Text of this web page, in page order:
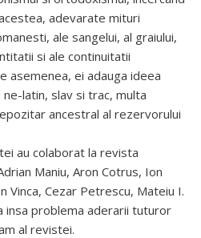
adevarate mituri
ale sangelui, al graiului,
si ale continuitatii
asemenea, ei adauga ideea
latin, slav si trac, multa
ancestral al rezervorului
au colaborat la revista
Maniu, Aron Cotrus, Ion
Vinca, Cezar Petrescu, Mateiu I.
insa problema aderarii tuturor
al revistei.